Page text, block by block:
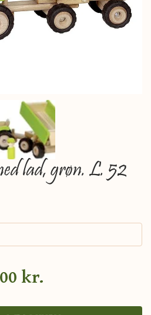
lad, grøn. L. 52
kr.